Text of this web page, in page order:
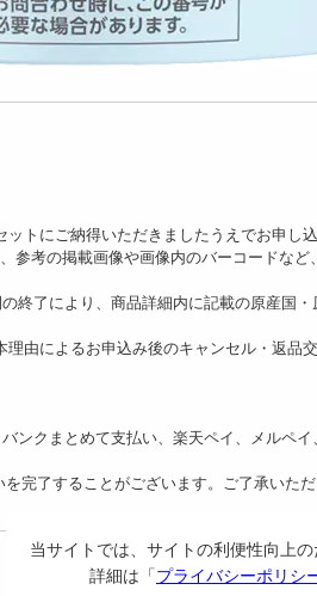
トにご納得いただきましたうえでお申し込
考の掲載画像や画像内のバーコードな
終了により、商品詳細内に記載の原産国
由によるお申込み後のキャンセル・返品
ンクまとめて支払い、楽天ペイ、メルペ
完了することがございます。ご了承いただ
当サイトでは、サイトの利便性向上
詳細は「プライバシーポリシ